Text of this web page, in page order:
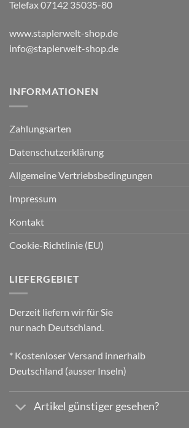
Telefax 07142 35035-80
www.staplerwelt-shop.de
info@staplerwelt-shop.de
INFORMATIONEN
Zahlungsarten
Datenschutzerklärung
Allgemeine Vertriebsbedingungen
Impressum
Kontakt
Cookie-Richtlinie (EU)
LIEFERGEBIET
Derzeit liefern wir für Sie
nur nach Deutschland.
* Kostenloser Versand innerhalb
Deutschland (ausser Inseln)
Artikel günstiger gesehen?